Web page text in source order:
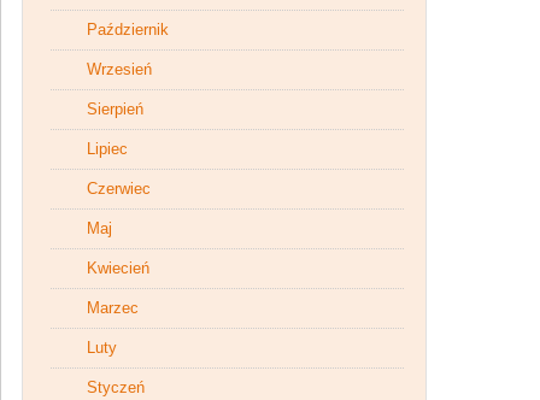
Październik
Wrzesień
Sierpień
Lipiec
Czerwiec
Maj
Kwiecień
Marzec
Luty
Styczeń